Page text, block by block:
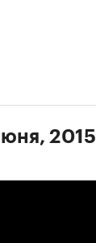
2015